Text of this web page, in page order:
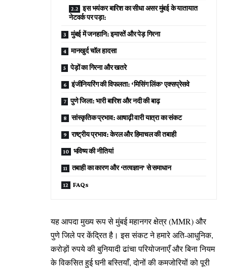
इस भयंकर बारिश का सीधा असर मुंबई के यातायात
नेटवर्क पर पड़ा:
मुंबई में जनहानि: इमारतें और पेड़ गिरना
मानखुर्द चॉल हादसा
पेड़ों का गिरना और खतरे
इंजीनियरिंग की विफलता: ‘मिसिंग लिंक’ एक्सप्रेसवे
पुणे जिला: भारी बारिश और नदी की बाढ़
सांस्कृतिक प्रभाव: आषाढ़ी वारी यात्रा का संकट
राष्ट्रीय प्रभाव: केरल और हिमाचल की तबाही
भविष्य की नीतियां
तबाही का कारण और ‘तत्वज्ञान’ से समाधान
FAQs
यह आपदा मुख्य रूप से मुंबई महानगर क्षेत्र (MMR) और
पुणे जिले पर केंद्रित है। इस संकट ने हमारे अति-आधुनिक,
करोड़ों रुपये की बुनियादी ढांचा परियोजनाएँ और बिना नियम
के विकसित हुई घनी बस्तियाँ, दोनों की कमजोरियों को पूरी